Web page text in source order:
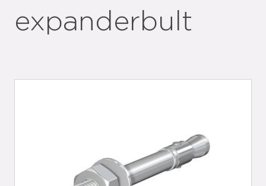
expanderbult